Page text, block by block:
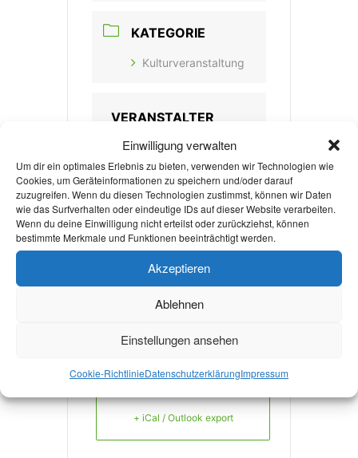
Einwilligung verwalten
Um dir ein optimales Erlebnis zu bieten, verwenden wir Technologien wie
Cookies, um Geräteinformationen zu speichern und/oder darauf
zuzugreifen. Wenn du diesen Technologien zustimmst, können wir Daten
wie das Surfverhalten oder eindeutige IDs auf dieser Website verarbeiten.
Wenn du deine Einwilligung nicht erteilst oder zurückziehst, können
bestimmte Merkmale und Funktionen beeinträchtigt werden.
Akzeptieren
Ablehnen
Einstellungen ansehen
Cookie-RichtlinieDatenschutzerklärungImpressum
KATEGORIE
Kulturveranstaltung
VERANSTALTER
RC ZUGVOGEL 09
AACHEN
mehr Infos
+ iCal / Outlook export